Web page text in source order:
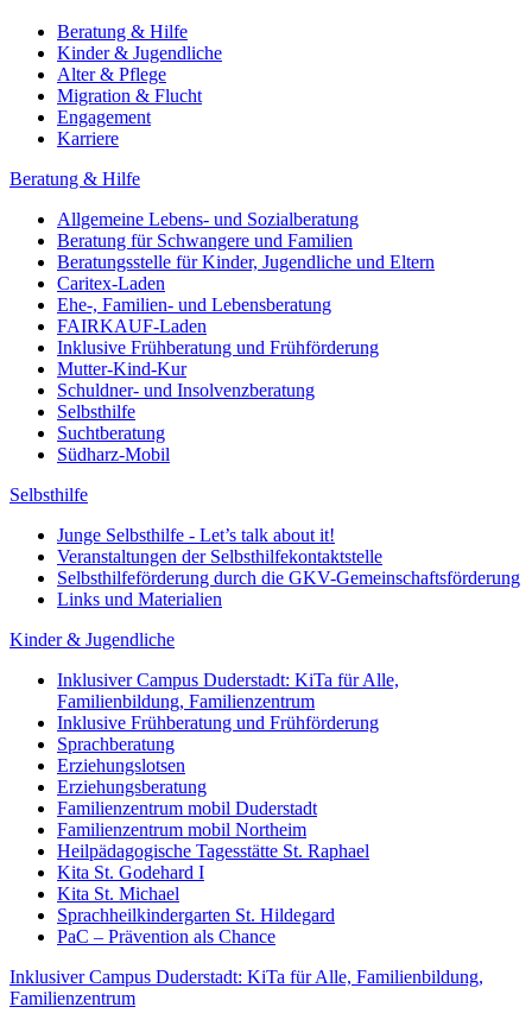
Beratung & Hilfe
Kinder & Jugendliche
Alter & Pflege
Migration & Flucht
Engagement
Karriere
Beratung & Hilfe
Allgemeine Lebens- und Sozialberatung
Beratung für Schwangere und Familien
Beratungsstelle für Kinder, Jugendliche und Eltern
Caritex-Laden
Ehe-, Familien- und Lebensberatung
FAIRKAUF-Laden
Inklusive Frühberatung und Frühförderung
Mutter-Kind-Kur
Schuldner- und Insolvenzberatung
Selbsthilfe
Suchtberatung
Südharz-Mobil
Selbsthilfe
Junge Selbsthilfe - Let’s talk about it!
Veranstaltungen der Selbsthilfekontaktstelle
Selbsthilfeförderung durch die GKV-Gemeinschaftsförderung
Links und Materialien
Kinder & Jugendliche
Inklusiver Campus Duderstadt: KiTa für Alle,
Familienbildung, Familienzentrum
Inklusive Frühberatung und Frühförderung
Sprachberatung
Erziehungslotsen
Erziehungsberatung
Familienzentrum mobil Duderstadt
Familienzentrum mobil Northeim
Heilpädagogische Tagesstätte St. Raphael
Kita St. Godehard I
Kita St. Michael
Sprachheilkindergarten St. Hildegard
PaC – Prävention als Chance
Inklusiver Campus Duderstadt: KiTa für Alle, Familienbildung,
Familienzentrum